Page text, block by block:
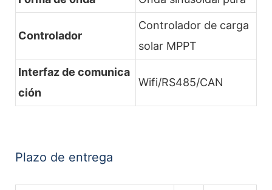
Controlador
Controlador de carga
solar MPPT
Interfaz de comunica
ción
Wifi/RS485/CAN
Plazo de entrega